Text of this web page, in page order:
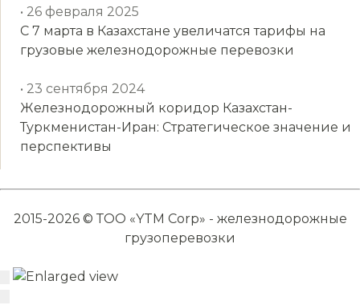
• 26 февраля 2025
С 7 марта в Казахстане увеличатся тарифы на
грузовые железнодорожные перевозки
• 23 сентября 2024
Железнодорожный коридор Казахстан-
Туркменистан-Иран: Стратегическое значение и
перспективы
2015-2026 © ТОО «YTM Corp» - железнодорожные
грузоперевозки